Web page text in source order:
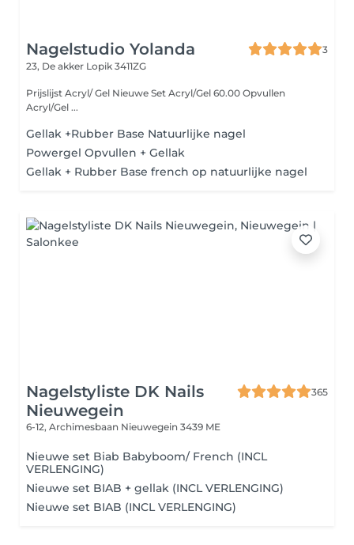
Nagelstudio Yolanda
3
23, De akker Lopik 3411ZG
Prijslijst Acryl/ Gel Nieuwe Set Acryl/Gel 60.00 Opvullen
Acryl/Gel ...
Gellak +Rubber Base Natuurlijke nagel
Powergel Opvullen + Gellak
Gellak + Rubber Base french op natuurlijke nagel
Nagelstyliste DK Nails
Nieuwegein
365
6-12, Archimesbaan Nieuwegein 3439 ME
Nieuwe set Biab Babyboom/ French (INCL
VERLENGING)
Nieuwe set BIAB + gellak (INCL VERLENGING)
Nieuwe set BIAB (INCL VERLENGING)